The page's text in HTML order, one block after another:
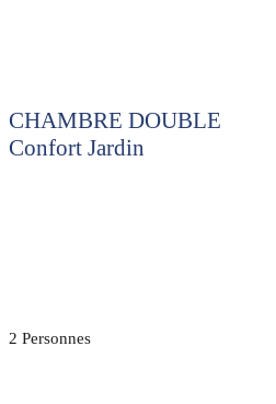
CHAMBRE DOUBLE
Confort Jardin
2 Personnes